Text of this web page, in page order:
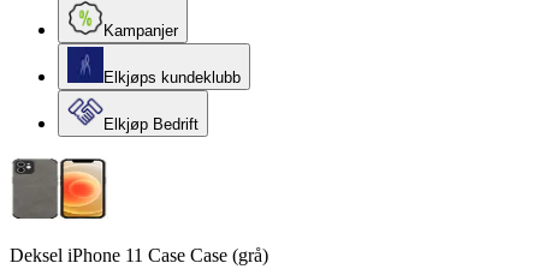
Kampanjer
Elkjøps kundeklubb
Elkjøp Bedrift
Deksel iPhone 11 Case Case (grå)